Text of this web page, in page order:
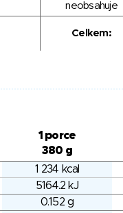
neobsahuje
Celkem:
1 porce
380 g
1 234 kcal
5164.2 kJ
0.152 g